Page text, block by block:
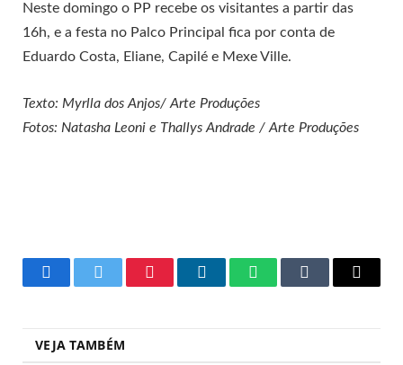
Neste domingo o PP recebe os visitantes a partir das
16h, e a festa no Palco Principal fica por conta de
Eduardo Costa, Eliane, Capilé e Mexe Ville.
Texto: Myrlla dos Anjos/ Arte Produções
Fotos: Natasha Leoni e Thallys Andrade / Arte Produções
FacebookTwitter PinterestLinkedInWhatsAppTumblr Copy
VEJA TAMBÉM